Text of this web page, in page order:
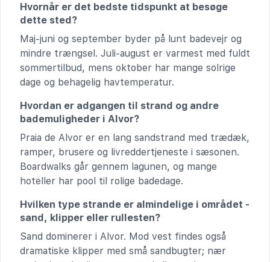
Hvornår er det bedste tidspunkt at besøge
dette sted?
Maj-juni og september byder på lunt badevejr og
mindre trængsel. Juli-august er varmest med fuldt
sommertilbud, mens oktober har mange solrige
dage og behagelig havtemperatur.
Hvordan er adgangen til strand og andre
bademuligheder i Alvor?
Praia de Alvor er en lang sandstrand med trædæk,
ramper, brusere og livreddertjeneste i sæsonen.
Boardwalks går gennem lagunen, og mange
hoteller har pool til rolige badedage.
Hvilken type strande er almindelige i området -
sand, klipper eller rullesten?
Sand dominerer i Alvor. Mod vest findes også
dramatiske klipper med små sandbugter; nær